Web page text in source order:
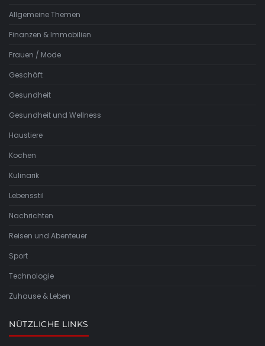
Allgemeine Themen
Finanzen & Immobilien
Frauen / Mode
Geschäft
Gesundheit
Gesundheit und Wellness
Haustiere
Kochen
Kulinarik
Lebensstil
Nachrichten
Reisen und Abenteuer
Sport
Technologie
Zuhause & Leben
NÜTZLICHE LINKS